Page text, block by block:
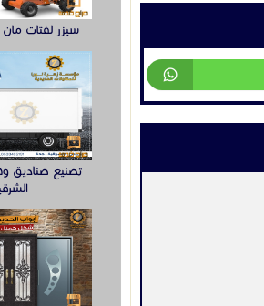
سيزر لفتات مان
تصنيع صناديق